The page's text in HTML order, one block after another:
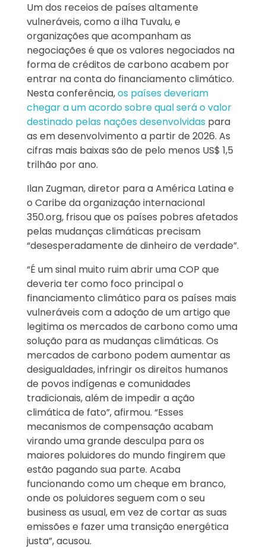
Um dos receios de países altamente
vulneráveis, como a ilha Tuvalu, e
organizações que acompanham as
negociações é que os valores negociados na
forma de créditos de carbono acabem por
entrar na conta do financiamento climático.
Nesta conferência,os países deveriam
chegar a um acordo sobre qual será o valor
destinado pelas nações desenvolvidas para
as em desenvolvimento a partir de 2026. As
cifras mais baixas são de pelo menos US$ 1,5
trilhão por ano.
Ilan Zugman, diretor para a América Latina e
o Caribe da organização internacional
350.org, frisou que os países pobres afetados
pelas mudanças climáticas precisam
“desesperadamente de dinheiro de verdade”.
“É um sinal muito ruim abrir uma COP que
deveria ter como foco principal o
financiamento climático para os países mais
vulneráveis com a adoção de um artigo que
legitima os mercados de carbono como uma
solução para as mudanças climáticas. Os
mercados de carbono podem aumentar as
desigualdades, infringir os direitos humanos
de povos indígenas e comunidades
tradicionais, além de impedir a ação
climática de fato”, afirmou. “Esses
mecanismos de compensação acabam
virando uma grande desculpa para os
maiores poluidores do mundo fingirem que
estão pagando sua parte. Acaba
funcionando como um cheque em branco,
onde os poluidores seguem com o seu
business as usual, em vez de cortar as suas
emissões e fazer uma transição energética
justa”, acusou.